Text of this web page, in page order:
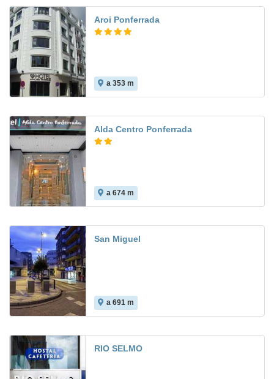
Aroi Ponferrada
a 353 m
Alda Centro Ponferrada
a 674 m
San Miguel
a 691 m
RIO SELMO